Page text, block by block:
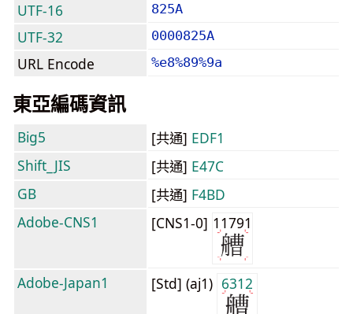
UTF-16 825A
UTF-32 0000825A
URL Encode %e8%89%9a
東亞編碼資訊
Big5 [共通] EDF1
Shift_JIS
[共通] E47C
GB
[共通] F4BD
Adobe-CNS1
[CNS1-0] 11791
Adobe-Japan1 [Std] (aj1) 6312